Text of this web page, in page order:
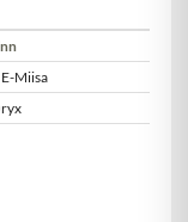
Miisa